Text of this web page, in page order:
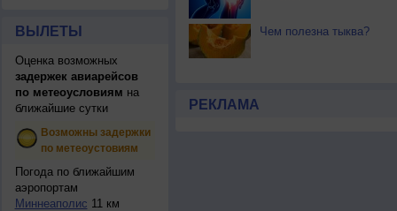
ВЫЛЕТЫ
Оценка возможных
задержек авиарейсов
по метеоусловиям на
ближайшие сутки
Возможны задержки
по метеоустовиям
Погода по ближайшим
аэропортам
Миннеаполис 11 км
Чем полезна тыква?
РЕКЛАМА